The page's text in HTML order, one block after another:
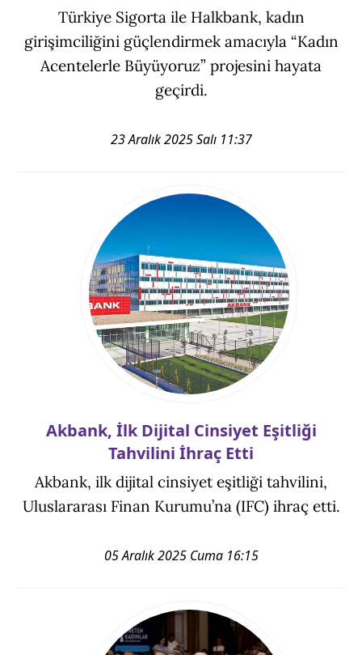
Türkiye Sigorta ile Halkbank, kadın
girişimciliğini güçlendirmek amacıyla “Kadın
Acentelerle Büyüyoruz” projesini hayata
geçirdi.
23 Aralık 2025 Salı 11:37
Akbank, İlk Dijital Cinsiyet Eşitliği
Tahvilini İhraç Etti
Akbank, ilk dijital cinsiyet eşitliği tahvilini,
Uluslararası Finan Kurumu’na (IFC) ihraç etti.
05 Aralık 2025 Cuma 16:15